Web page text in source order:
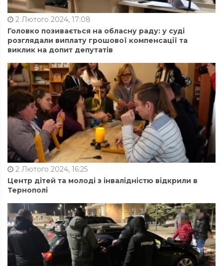
2 Лютого 2024, 17:08
Головко позивається на обласну раду: у суді
розглядали виплату грошової компенсації та
виклик на допит депутатів
2 Лютого 2024, 16:25
Центр дітей та молоді з інвалідністю відкрили в
Тернополі